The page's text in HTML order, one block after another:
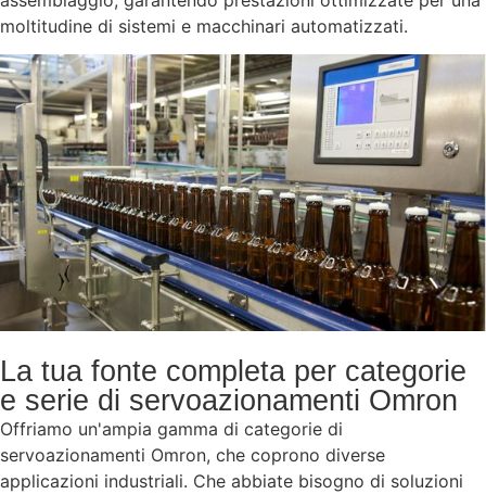
moltitudine di sistemi e macchinari automatizzati.
La tua fonte completa per categorie
e serie di servoazionamenti Omron
Offriamo un'ampia gamma di categorie di
servoazionamenti Omron, che coprono diverse
applicazioni industriali. Che abbiate bisogno di soluzioni